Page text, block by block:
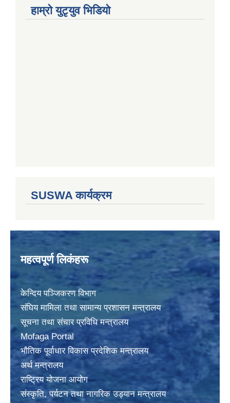
हाम्राे युटृयुव भिडियाे
SUSWA कार्यक्रम
महत्वपूर्ण लिकंहरू
केन्दिय पञ्जिकरण विभाग
संघिय मामिला तथा सामान्य प्रशासन मन्त्रालय
सूचना तथा संचार प्रविधि मन्त्रालय
Mofaga Portal
भाैतिक पूर्वाधार विकास प्रदेशिक मन्त्रालय
अर्थ मन्त्रालय
राष्ट्रिय योजना आयोग
संस्कृति, पर्यटन तथा नागरिक उड्यान मन्त्रालय